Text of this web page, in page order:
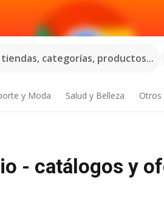
tiendas, categorías, productos...
y Moda Salud y Belleza Otros
- catálogos y